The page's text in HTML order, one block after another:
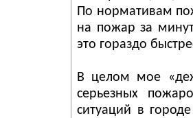
По нормативам
на пожар за
это гораздо
В целом мое
серьезных
ситуаций в